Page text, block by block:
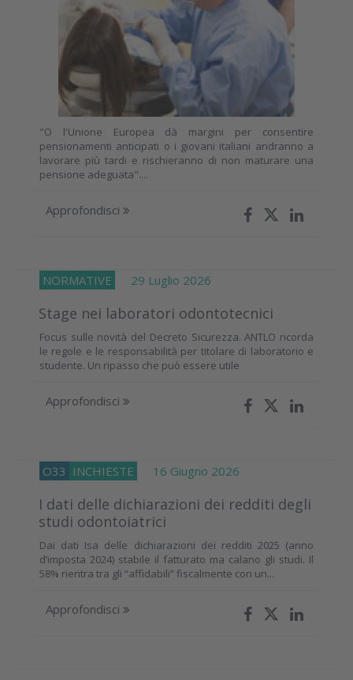
"O l'Unione Europea dà margini per consentire
pensionamenti anticipati o i giovani italiani andranno a
lavorare più tardi e rischieranno di non maturare una
pensione adeguata"....
Approfondisci
NORMATIVE 29 Luglio 2026
Stage nei laboratori odontotecnici
Focus sulle novità del Decreto Sicurezza. ANTLO ricorda
le regole e le responsabilità per titolare di laboratorio e
studente. Un ripasso che può essere utile
Approfondisci
O33 INCHIESTE 16 Giugno 2026
I dati delle dichiarazioni dei redditi degli
studi odontoiatrici
Dai dati Isa delle dichiarazioni dei redditi 2025 (anno
d’imposta 2024) stabile il fatturato ma calano gli studi. Il
58% rientra tra gli “affidabili” fiscalmente con un...
Approfondisci